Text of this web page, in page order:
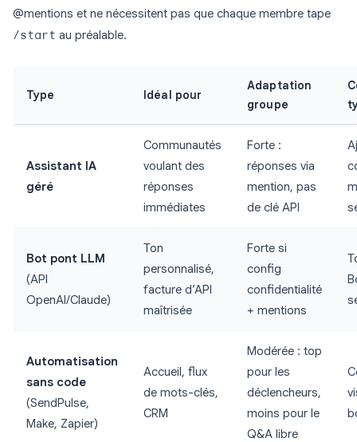
@mentions et ne nécessitent pas que chaque membre tape
/start au préalable.
Type Idéal pour
Adaptation
groupe
Assistant IA
géré
Communautés
voulant des
réponses
immédiates
Forte :
réponses via
mention, pas
de clé API
Bot pont LLM
(API
OpenAI/Claude)
Ton
personnalisé,
facture d’API
maîtrisée
Forte si
config
confidentialité
+ mentions
Automatisation
sans code
(SendPulse,
Make, Zapier)
Accueil, flux
de mots-clés,
CRM
Modérée : top
pour les
déclencheurs,
moins pour le
Q&A libre